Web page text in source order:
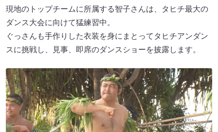
現地のトップチームに所属する智子さんは、タヒチ最大の
ダンス大会に向けて猛練習中。
ぐっさんも手作りした衣装を身にまとってタヒチアンダン
スに挑戦し、見事、即席のダンスショーを披露します。